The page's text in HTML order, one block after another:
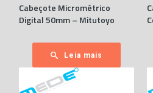
Cabeçote Micrométrico
Digital 50mm – Mitutoyo
Leia mais